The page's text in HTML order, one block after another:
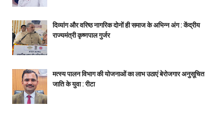
दिव्यांग और वरिष्ठ नागरिक दोनों ही समाज के अभिन्न अंग : केंद्रीय
राज्यमंत्री कृष्णपाल गुर्जर
मत्स्य पालन विभाग की योजनाओं का लाभ उठाएं बेरोजगार अनुसूचित
जाति के युवा : रीटा